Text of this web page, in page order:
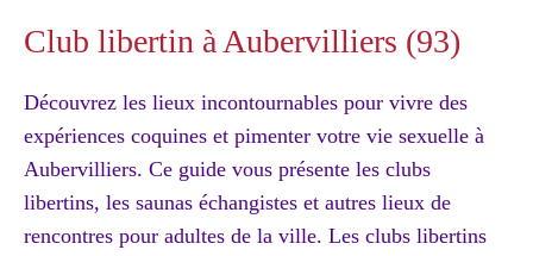
Club libertin à Aubervilliers (93)
Découvrez les lieux incontournables pour vivre des
expériences coquines et pimenter votre vie sexuelle à
Aubervilliers. Ce guide vous présente les clubs
libertins, les saunas échangistes et autres lieux de
rencontres pour adultes de la ville. Les clubs libertins